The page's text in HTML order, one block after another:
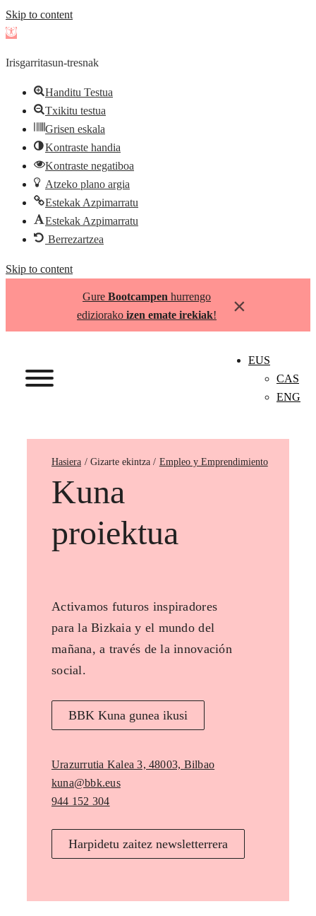
Skip to content
Open
Irisgarritasun-tresnak
Handitu Testua
Txikitu testua
Grisen eskala
Kontraste handia
Kontraste negatiboa
Atzeko plano argia
Estekak Azpimarratu
Estekak Azpimarratu
Berrezartzea
Skip to content
Gure Bootcampen hurrengo
ediziorako izen emate irekiak! ×
EUS
CAS
ENG
Hasiera Empleo y Emprendimiento
Kuna
proiektua
Activamos futuros inspiradores
para la Bizkaia y el mundo del
mañana, a través de la innovación
social.
BBK Kuna gunea ikusi
Urazurrutia Kalea 3, 48003, Bilbao
kuna@bbk.eus
944 152 304
Harpidetu zaitez newsletterrera